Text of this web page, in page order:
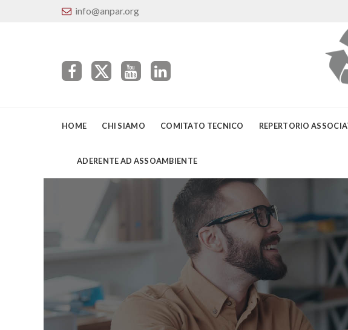
info@anpar.org
HOME CHI SIAMO COMITATO TECNICO REPERTORIO
ADERENTE AD ASSOAMBIENTE